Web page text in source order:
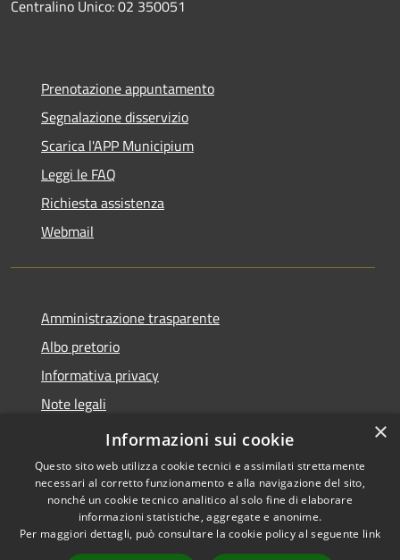
Centralino Unico: 02 350051
Prenotazione appuntamento
Segnalazione disservizio
Scarica l'APP Municipium
Leggi le FAQ
Richiesta assistenza
Webmail
Amministrazione trasparente
Albo pretorio
Informativa privacy
Note legali
Dichiarazione di accessibilità
Accessibilità
Copyright © 2026 • Comune di
Bollate • Powered by
×
Informazioni sui cookie
Questo sito web utilizza cookie tecnici e assimilati strettamente
necessari al corretto funzionamento e alla navigazione del sito,
nonché un cookie tecnico analitico al solo fine di elaborare
informazioni statistiche, aggregate e anonime.
Per maggiori dettagli, può consultare la cookie policy al seguente link